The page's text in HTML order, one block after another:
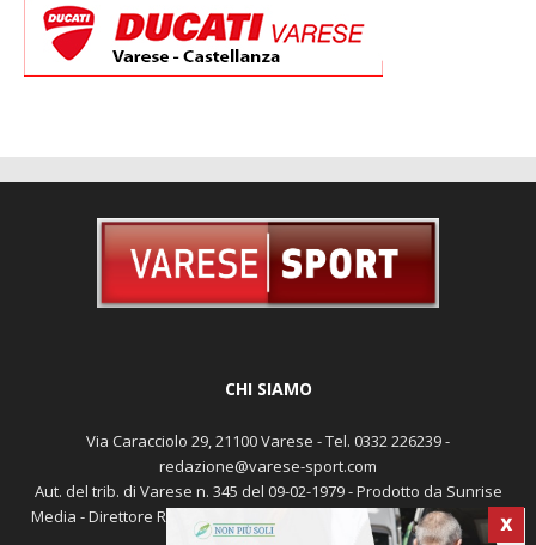
X
CHI SIAMO
Via Caracciolo 29, 21100 Varese - Tel. 0332 226239 -
redazione@varese-sport.com
Aut. del trib. di Varese n. 345 del 09-02-1979 - Prodotto da Sunrise
Media - Direttore Responsabile: Michele Marocco -Cookie policy